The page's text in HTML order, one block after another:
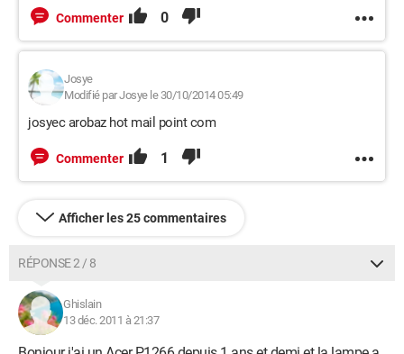
Commenter 0
Josye
Modifié par Josye le 30/10/2014 05:49
josyec arobaz hot mail point com
Commenter 1
Afficher les 25 commentaires
RÉPONSE 2 / 8
Ghislain
13 déc. 2011 à 21:37